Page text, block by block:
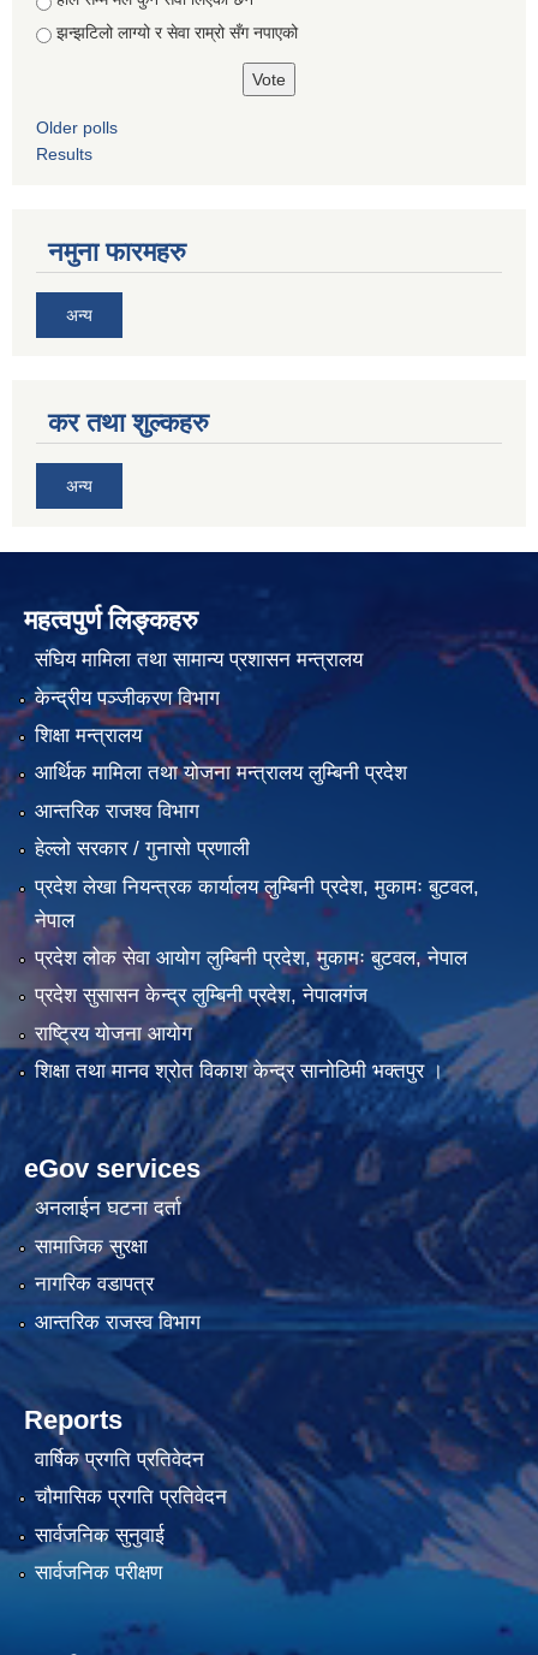
झन्झटिलो लाग्यो र सेवा राम्रो सँग नपाएको
Older polls
Results
नमुना फारमहरु
अन्य
कर तथा शुल्कहरु
अन्य
महत्वपुर्ण लिङ्कहरु
संघिय मामिला तथा सामान्य प्रशासन मन्त्रालय
केन्द्रीय पञ्जीकरण विभाग
शिक्षा मन्त्रालय
आर्थिक मामिला तथा योजना मन्त्रालय लुम्बिनी प्रदेश
आन्तरिक राजश्व विभाग
हेल्लो सरकार / गुनासो प्रणाली
प्रदेश लेखा नियन्त्रक कार्यालय लुम्बिनी प्रदेश, मुकामः बुटवल,
नेपाल
प्रदेश लोक सेवा आयोग लुम्बिनी प्रदेश, मुकामः बुटवल, नेपाल
प्रदेश सुसासन केन्द्र लुम्बिनी प्रदेश, नेपालगंज
राष्ट्रिय योजना आयोग
शिक्षा तथा मानव श्रोत विकाश केन्द्र सानोठिमी भक्तपुर ।
eGov services
अनलाईन घटना दर्ता
सामाजिक सुरक्षा
नागरिक वडापत्र
आन्तरिक राजस्व विभाग
Reports
वार्षिक प्रगति प्रतिवेदन
चौमासिक प्रगति प्रतिवेदन
सार्वजनिक सुनुवाई
सार्वजनिक परीक्षण